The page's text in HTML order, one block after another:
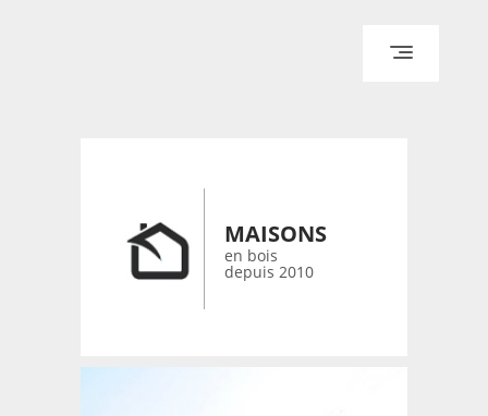
CONTACT
MAISONS
en bois
depuis 2010